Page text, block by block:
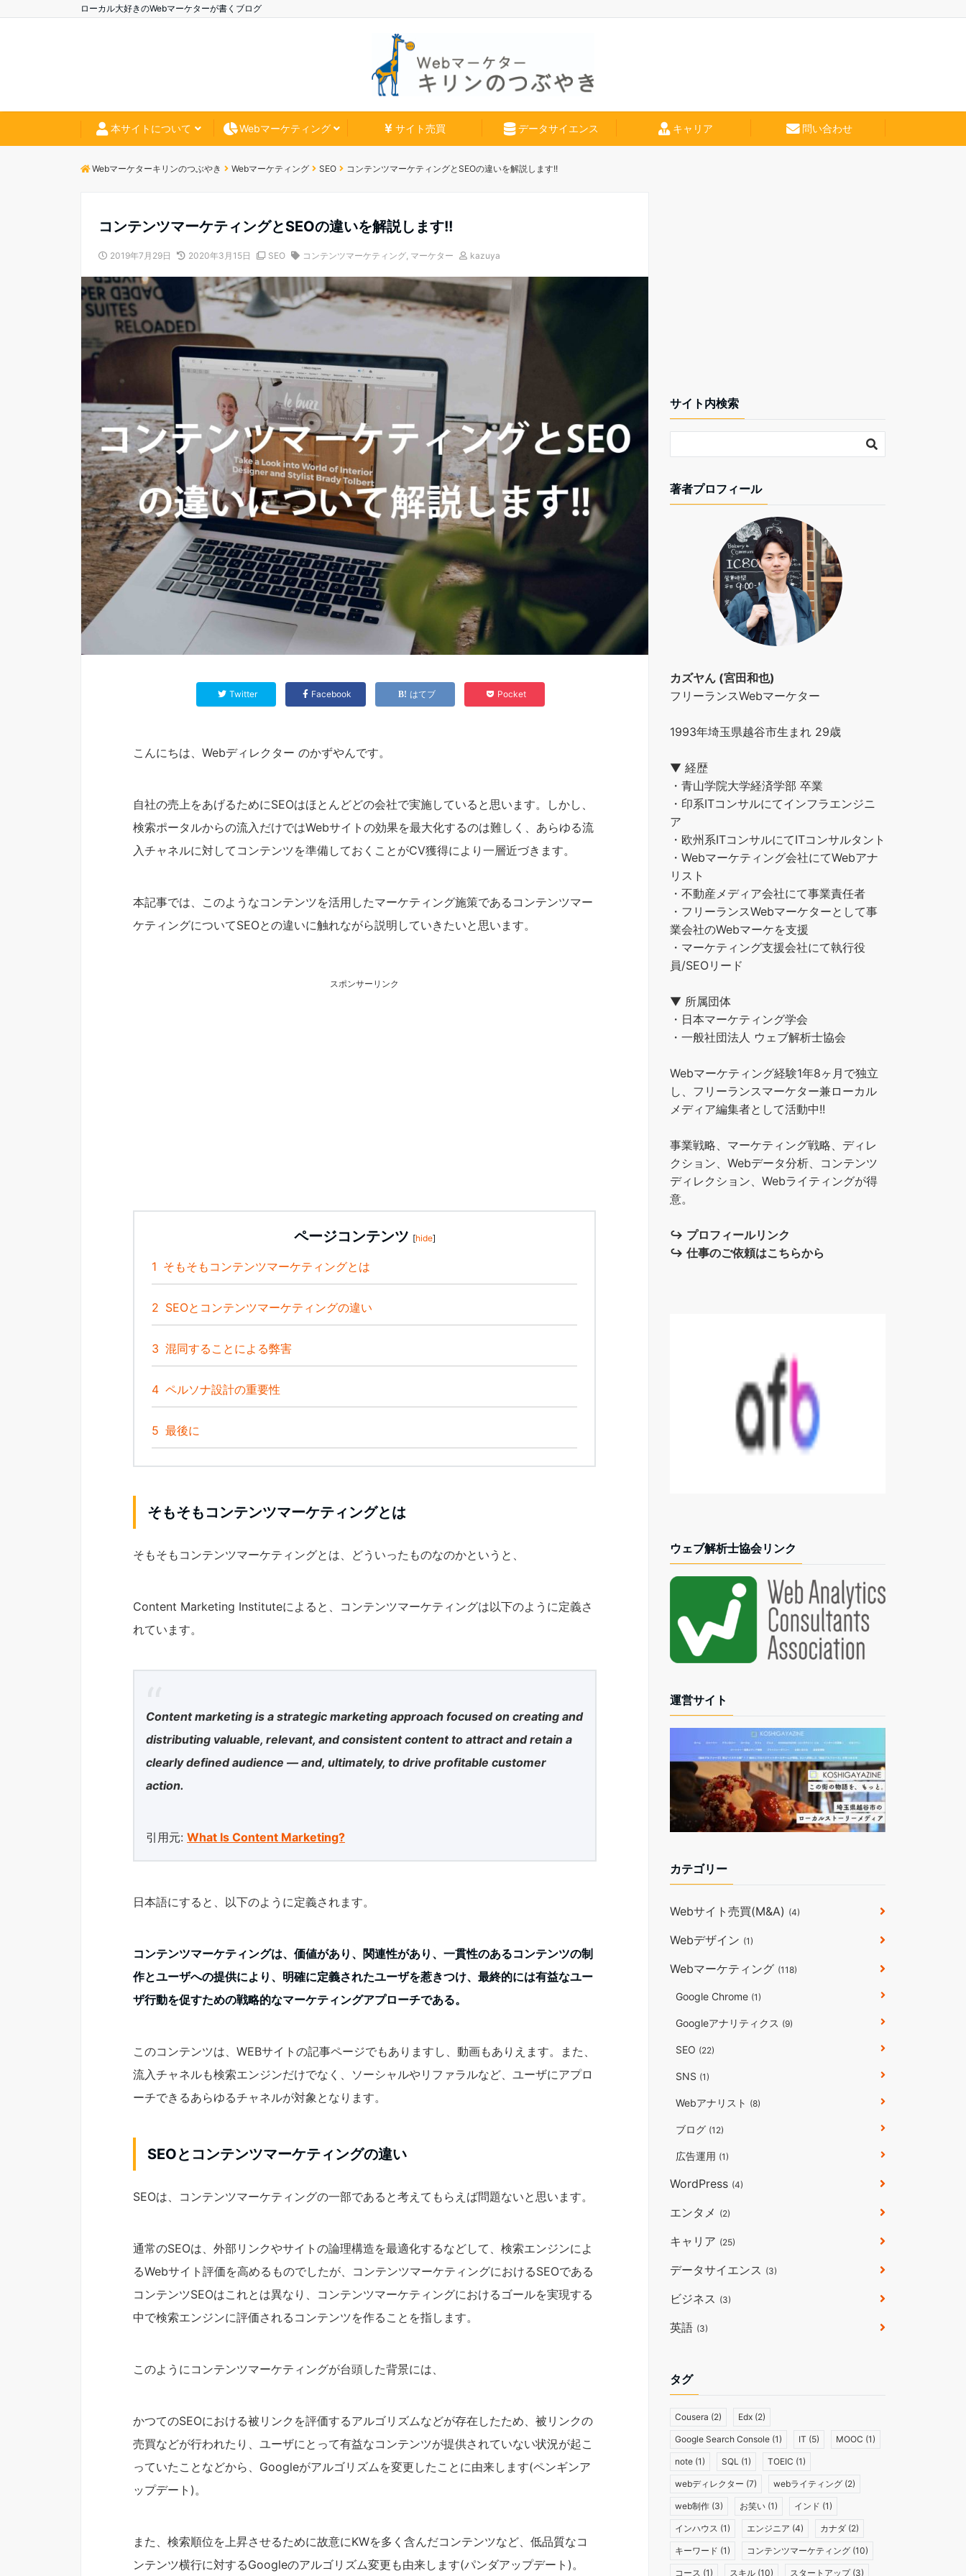
ローカル大好きのWebマーケターが書くブログ
本サイトについて Webマーケティング サイト売買 データサイエンス キャリア 問い合わせ
Webマーケターキリンのつぶやき Webマーケティング SEO コンテンツマーケティングとSEOの違いを解説します!!
コンテンツマーケティングとSEOの違いを解説します!!
2019年7月29日 2020年3月15日 SEO コンテンツマーケティング, マーケター kazuya
Twitter Facebook はてブ Pocket
こんにちは、Webディレクター のかずやんです。
自社の売上をあげるためにSEOはほとんどどの会社で実施していると思います。しかし、
検索ポータルからの流入だけではWebサイトの効果を最大化するのは難しく、あらゆる流
入チャネルに対してコンテンツを準備しておくことがCV獲得により一層近づきます。
本記事では、このようなコンテンツを活用したマーケティング施策であるコンテンツマー
ケティングについてSEOとの違いに触れながら説明していきたいと思います。
スポンサーリンク
ページコンテンツ [hide]
1 そもそもコンテンツマーケティングとは
2 SEOとコンテンツマーケティングの違い
3 混同することによる弊害
4 ペルソナ設計の重要性
5 最後に
そもそもコンテンツマーケティングとは
そもそもコンテンツマーケティングとは、どういったものなのかというと、
Content Marketing Instituteによると、コンテンツマーケティングは以下のように定義さ
れています。
Content marketing is a strategic marketing approach focused on creating and
distributing valuable, relevant, and consistent content to attract and retain a
clearly defined audience — and, ultimately, to drive profitable customer
action.
引用元: What Is Content Marketing?
日本語にすると、以下のように定義されます。
コンテンツマーケティングは、価値があり、関連性があり、一貫性のあるコンテンツの制
作とユーザへの提供により、明確に定義されたユーザを惹きつけ、最終的には有益なユー
ザ行動を促すための戦略的なマーケティングアプローチである。
このコンテンツは、WEBサイトの記事ページでもありますし、動画もありえます。また、
流入チャネルも検索エンジンだけでなく、ソーシャルやリファラルなど、ユーザにアプロ
ーチできるあらゆるチャネルが対象となります。
SEOとコンテンツマーケティングの違い
SEOは、コンテンツマーケティングの一部であると考えてもらえば問題ないと思います。
通常のSEOは、外部リンクやサイトの論理構造を最適化するなどして、検索エンジンによ
るWebサイト評価を高めるものでしたが、コンテンツマーケティングにおけるSEOである
コンテンツSEOはこれとは異なり、コンテンツマーケティングにおけるゴールを実現する
中で検索エンジンに評価されるコンテンツを作ることを指します。
このようにコンテンツマーケティングが台頭した背景には、
かつてのSEOにおける被リンクを評価するアルゴリズムなどが存在したため、被リンクの
売買などが行われたり、ユーザにとって有益なコンテンツが提供されていない状況が起こ
っていたことなどから、Googleがアルゴリズムを変更したことに由来します(ペンギンア
ップデート)。
また、検索順位を上昇させるために故意にKWを多く含んだコンテンツなど、低品質なコ
ンテンツ横行に対するGoogleのアルゴリズム変更も由来します(パンダアップデート)。
サイト内検索
著者プロフィール
カズヤん (宮田和也)
フリーランスWebマーケター
1993年埼玉県越谷市生まれ 29歳
▼ 経歴
・青山学院大学経済学部 卒業
・印系ITコンサルにてインフラエンジニ
ア
・欧州系ITコンサルにてITコンサルタント
・Webマーケティング会社にてWebアナ
リスト
・不動産メディア会社にて事業責任者
・フリーランスWebマーケターとして事
業会社のWebマーケを支援
・マーケティング支援会社にて執行役
員/SEOリード
▼ 所属団体
・日本マーケティング学会
・一般社団法人 ウェブ解析士協会
Webマーケティング経験1年8ヶ月で独立
し、フリーランスマーケター兼ローカル
メディア編集者として活動中!!
事業戦略、マーケティング戦略、ディレ
クション、Webデータ分析、コンテンツ
ディレクション、Webライティングが得
意。
↪︎ プロフィールリンク
↪︎ 仕事のご依頼はこちらから
ウェブ解析士協会リンク
運営サイト
カテゴリー
Webサイト売買(M&A) (4)
Webデザイン (1)
Webマーケティング (118)
Google Chrome (1)
Googleアナリティクス (9)
SEO (22)
SNS (1)
Webアナリスト (8)
ブログ (12)
広告運用 (1)
WordPress (4)
エンタメ (2)
キャリア (25)
データサイエンス (3)
ビジネス (3)
英語 (3)
タグ
Cousera (2) Edx (2)
Google Search Console (1) IT (5) MOOC (1)
note (1) SQL (1) TOEIC (1)
webディレクター (7) webライティング (2)
web制作 (3) お笑い (1) インド (1)
インハウス (1) エンジニア (4) カナダ (2)
キーワード (1) コンテンツマーケティング (10)
コース (1) スキル (10) スタートアップ(3)